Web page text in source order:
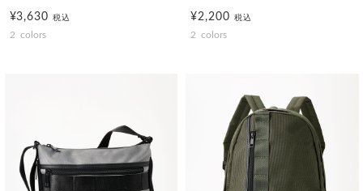
¥3,630税込
2 colors
¥2,200 税込
2 colors